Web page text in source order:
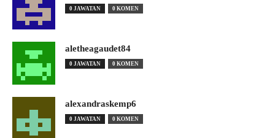
0 JAWATAN 0 KOMEN
aletheagaudet84
0 JAWATAN 0 KOMEN
alexandraskemp6
0 JAWATAN 0 KOMEN